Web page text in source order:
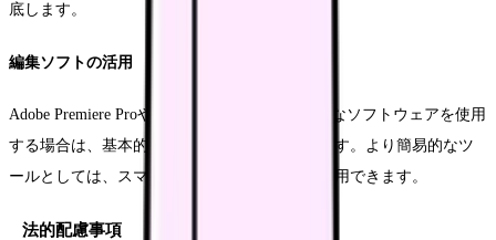
底します。
編集ソフトの活用
Adobe Premiere ProやFinal Cut Proなどの専門的なソフトウェアを使用
する場合は、基本的な操作方法の習得が必要です。より簡易的なツ
ールとしては、スマートフォンアプリなども活用できます。
法的配慮事項